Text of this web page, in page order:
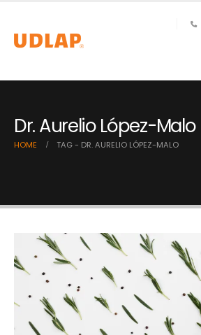
Dr. Aurelio López-Malo
HOME TAG - DR. AURELIO LÓPEZ-MALO